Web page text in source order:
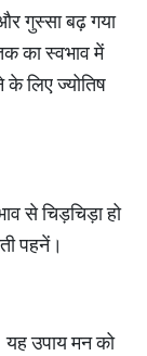
गुस्सा बढ़ गया
का स्वभाव में
लिए ज्योतिष
से चिड़चिड़ा हो
पहनें।
यह उपाय मन को